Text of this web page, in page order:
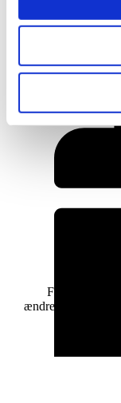
Fra og med
ændret.De nye